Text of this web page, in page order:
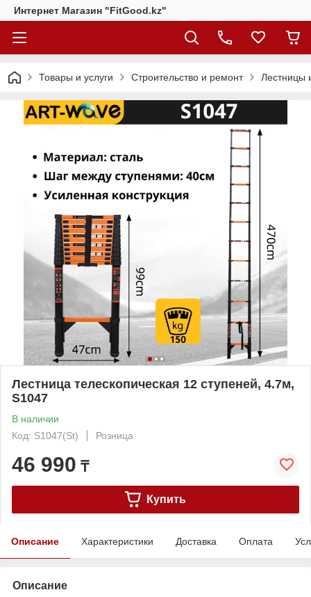
Интернет Магазин "FitGood.kz"
Товары и услуги Строительство и ремонт Лестницы
Лестница телескопическая 12 ступеней, 4.7м,
S1047
В наличии
Код: S1047(St)
Розница
46 990 ₸
Купить
Описание Характеристики Доставка Оплата
Описание